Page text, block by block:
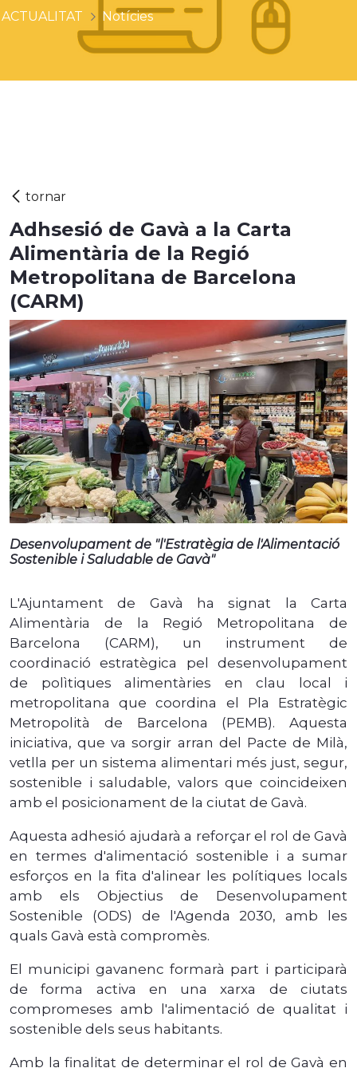
ACTUALITAT Notícies
Adhsesió de Gavà a la Carta
Alimentària de la Regió
Metropolitana de Barcelona
(CARM)
Desenvolupament de "l'Estratègia de l'Alimentació
Sostenible i Saludable de Gavà"
L'Ajuntament de Gavà ha signat la Carta
Alimentària de la Regió Metropolitana de
Barcelona (CARM), un instrument de
coordinació estratègica pel desenvolupament
de polìtiques alimentàries en clau local i
metropolitana que coordina el Pla Estratègic
Metropolità de Barcelona (PEMB). Aquesta
iniciativa, que va sorgir arran del Pacte de Milà,
vetlla per un sistema alimentari més just, segur,
sostenible i saludable, valors que coincideixen
amb el posicionament de la ciutat de Gavà.
Aquesta adhesió ajudarà a reforçar el rol de Gavà
en termes d'alimentació sostenible i a sumar
esforços en la fita d'alinear les polítiques locals
amb els Objectius de Desenvolupament
Sostenible (ODS) de l'Agenda 2030, amb les
quals Gavà està compromès.
El municipi gavanenc formarà part i participarà
de forma activa en una xarxa de ciutats
compromeses amb l'alimentació de qualitat i
sostenible dels seus habitants.
Amb la finalitat de determinar el rol de Gavà en